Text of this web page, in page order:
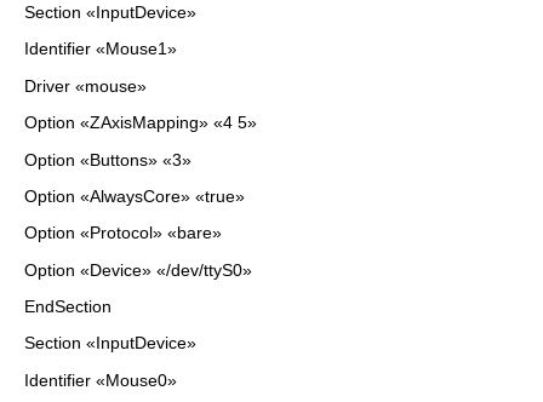
Section «InputDevice»
Identifier «Mouse1»
Driver «mouse»
Option «ZAxisMapping» «4 5»
Option «Buttons» «3»
Option «AlwaysCore» «true»
Option «Protocol» «bare»
Option «Device» «/dev/ttyS0»
EndSection
Section «InputDevice»
Identifier «Mouse0»